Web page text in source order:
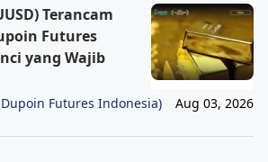
Terancam
Futures
yang Wajib
Futures Indonesia) Aug 03, 2026